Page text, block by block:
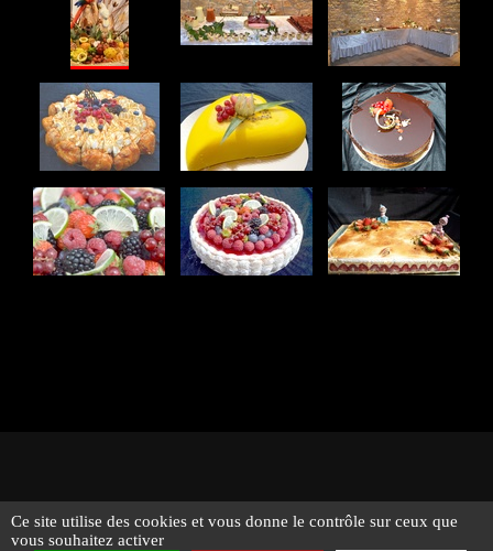
© 2026 - Traiteur Bernard Bringel - Tous droits réservés -
Ce site utilise des cookies et vous donne le contrôle sur ceux que
vous souhaitez activer